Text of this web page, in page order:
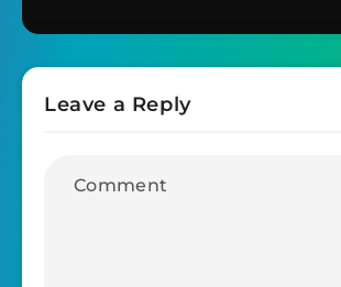
Leave a Reply